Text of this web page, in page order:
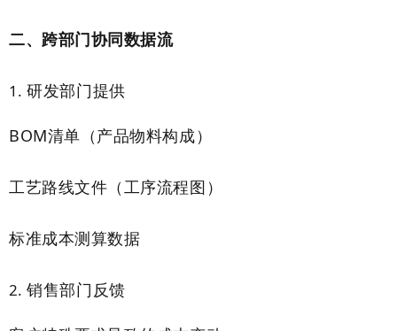
二、跨部门协同数据流
研发部门提供
BOM清单（产品物料构成）
工艺路线文件（工序流程图）
标准成本测算数据
销售部门反馈